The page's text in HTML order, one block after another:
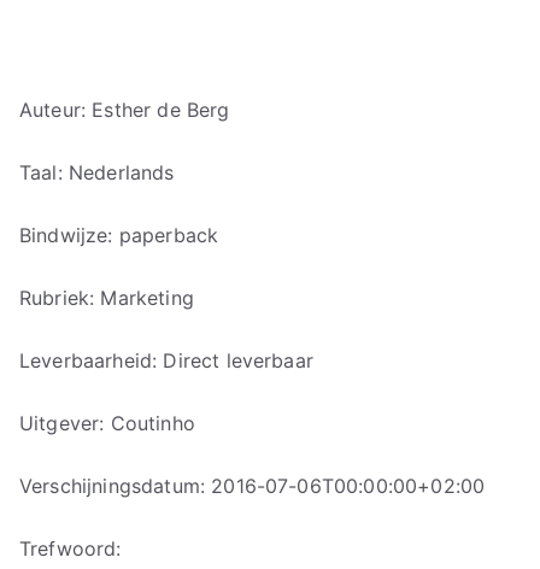
Auteur: Esther de Berg
Taal: Nederlands
Bindwijze: paperback
Rubriek: Marketing
Leverbaarheid: Direct leverbaar
Uitgever: Coutinho
Verschijningsdatum: 2016-07-06T00:00:00+02:00
Trefwoord: